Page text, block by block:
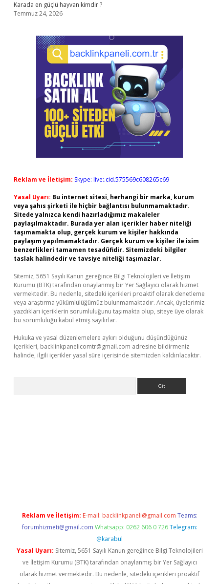
Karada en güçlü hayvan kimdir ?
Temmuz 24, 2026
Reklam ve İletişim: Skype: live:.cid.575569c608265c69
Yasal Uyarı: Bu internet sitesi, herhangi bir marka, kurum
veya şahıs şirketi ile hiçbir bağlantısı bulunmamaktadır.
Sitede yalnızca kendi hazırladığımız makaleler
paylaşılmaktadır. Burada yer alan içerikler haber niteliği
taşımamakta olup, gerçek kurum ve kişiler hakkında
paylaşım yapılmamaktadır. Gerçek kurum ve kişiler ile isim
benzerlikleri tamamen tesadüfidir. Sitemizdeki bilgiler
taslak halindedir ve tavsiye niteliği taşımazlar.
Sitemiz, 5651 Sayılı Kanun gereğince Bilgi Teknolojileri ve İletişim
Kurumu (BTK) tarafından onaylanmış bir Yer Sağlayıcı olarak hizmet
vermektedir. Bu nedenle, sitedeki içerikleri proaktif olarak denetleme
veya araştırma yükümlülüğümüz bulunmamaktadır. Ancak, üyelerimiz
yazdıkları içeriklerin sorumluluğunu taşımakta olup, siteye üye olarak
bu sorumluluğu kabul etmiş sayılırlar.
Hukuka ve yasal düzenlemelere aykırı olduğunu düşündüğünüz
içerikleri, backlinkpanelicomtr@gmail.com adresine bildirmeniz
halinde, ilgili içerikler yasal süre içerisinde sitemizden kaldırılacaktır.
Reklam ve İletişim: E-mail: backlinkpaneli@gmail.com Teams:
forumhizmeti@gmail.com Whatsapp: 0262 606 0 726 Telegram:
@karabul
Yasal Uyarı: Sitemiz, 5651 Sayılı Kanun gereğince Bilgi Teknolojileri
ve İletişim Kurumu (BTK) tarafından onaylanmış bir Yer Sağlayıcı
olarak hizmet vermektedir. Bu nedenle, sitedeki içerikleri proaktif